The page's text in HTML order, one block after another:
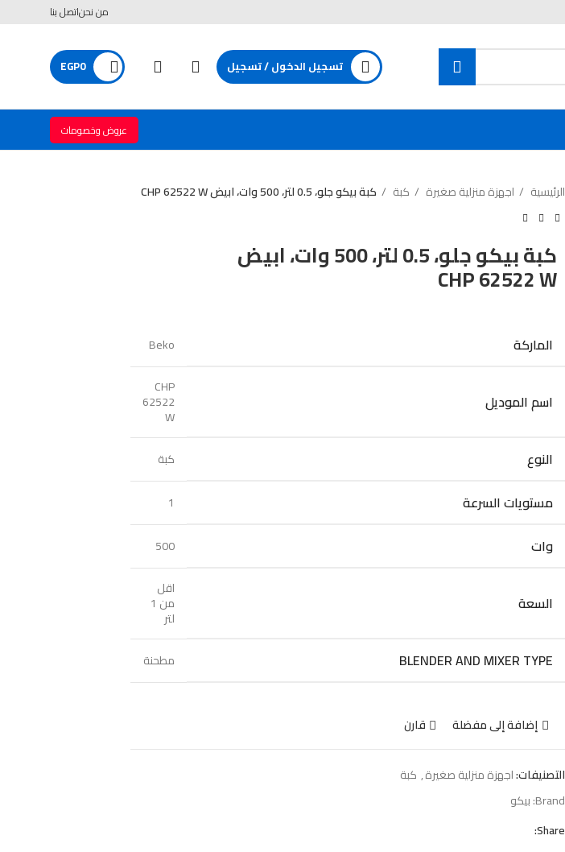
من نحناتصل بنا
تسجيل الدخول / تسجيل EGP0
عروض وخصومات
الرئيسية اجهزة منزلية صغيرة كبة كبة بيكو جلو، 0.5 لتر، 500 وات، ابيض CHP 62522 W
كبة بيكو جلو، 0.5 لتر، 500 وات، ابيض
CHP 62522 W
الماركة Beko
اسم الموديل
CHP
62522
W
النوع كبة
مستويات السرعة 1
وات 500
السعة
اقل
من 1
لتر
BLENDER AND MIXER TYPE مطحنة
إضافة إلى مفضلة قارن
التصنيفات:اجهزة منزلية صغيرة, كبة
Brand: بيكو
Share: